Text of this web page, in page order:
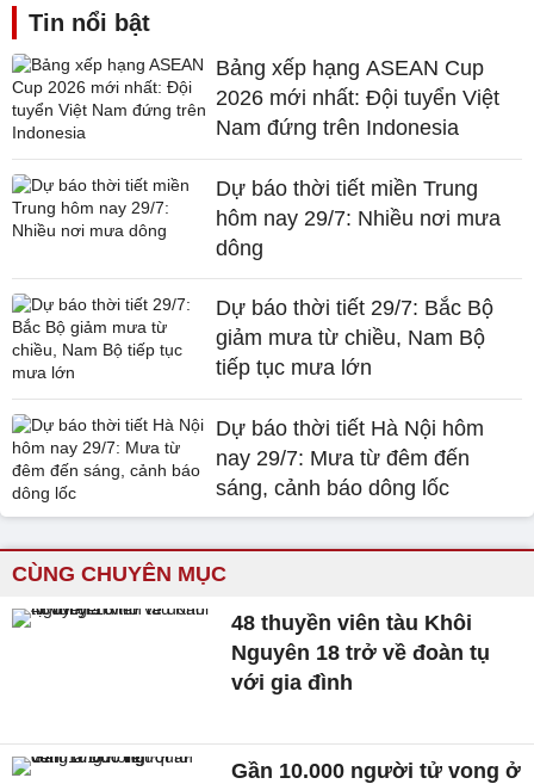
Tin nổi bật
Bảng xếp hạng ASEAN Cup
2026 mới nhất: Đội tuyển Việt
Nam đứng trên Indonesia
Dự báo thời tiết miền Trung
hôm nay 29/7: Nhiều nơi mưa
dông
Dự báo thời tiết 29/7: Bắc Bộ
giảm mưa từ chiều, Nam Bộ
tiếp tục mưa lớn
Dự báo thời tiết Hà Nội hôm
nay 29/7: Mưa từ đêm đến
sáng, cảnh báo dông lốc
CÙNG CHUYÊN MỤC
48 thuyền viên tàu Khôi
Nguyên 18 trở về đoàn tụ
với gia đình
Gần 10.000 người tử vong ở